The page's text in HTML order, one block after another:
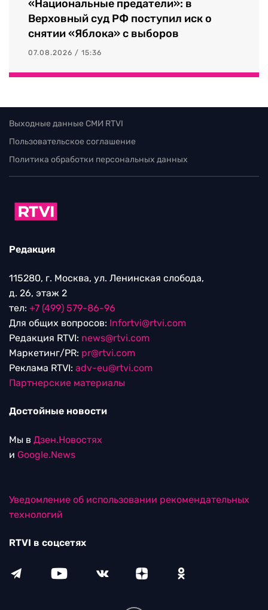
«Национальные предатели»: в
Верховный суд РФ поступил иск о
снятии «Яблока» с выборов
07.08.2026 / 15:36
Выходные данные СМИ RTVI
Пользовательское соглашение
Политика обработки персональных данных
Редакция
115280, г. Москва, ул. Ленинская слобода,
д. 26, этаж 2
тел: +7 (499) 579-86-96
Для общих вопросов: Infortvi@rtvi.com
Редакция RTVI: news@rtvi.com
Маркетинг/PR: pr@rtvi.com
Реклама RTVI: adv-eu@rtvi.com
Партнерские материалы
Достойные новости
Мы в Дзен.Новостях
и Google.News
Уведомление об использовании рекомендательных
технологий
RTVI в соцсетях